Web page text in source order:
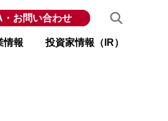
情報 投資家情報（IR）
・お問い合わせ